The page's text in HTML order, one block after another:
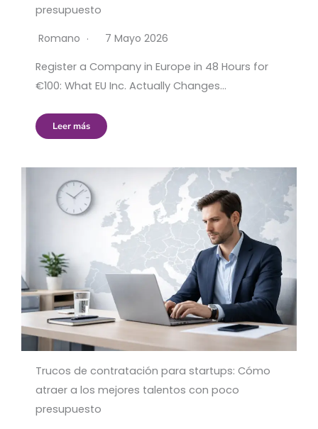
presupuesto
Romano
7 Mayo 2026
Register a Company in Europe in 48 Hours for
€100: What EU Inc. Actually Changes…
Leer más
Trucos de contratación para startups: Cómo
atraer a los mejores talentos con poco
presupuesto